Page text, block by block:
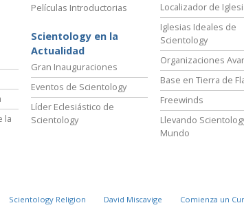
la
Películas Introductorias
Scientology en la
Actualidad
Gran Inauguraciones
Eventos de Scientology
Líder Eclesiástico de
Scientology
Localizador de
Iglesias Ideales de
Scientology
Organizaciones
Base en Tierra de
Freewinds
Llevando
Mundo
Scientology Religion David Miscavige Comienza un